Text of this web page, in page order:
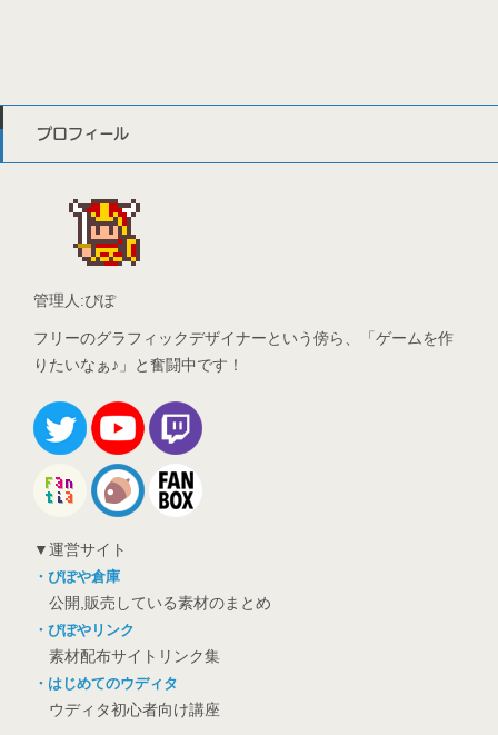
プロフィール
管理人:ぴぽ
フリーのグラフィックデザイナーという傍ら、「ゲームを作
りたいなぁ♪」と奮闘中です！
▼運営サイト
・ぴぽや倉庫
公開,販売している素材のまとめ
・ぴぽやリンク
素材配布サイトリンク集
・はじめてのウディタ
ウディタ初心者向け講座